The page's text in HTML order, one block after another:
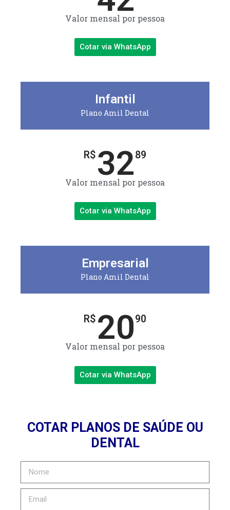
Valor mensal por pessoa
Cotar via WhatsApp
Infantil
Plano Amil Dental
R$ 3289
Valor mensal por pessoa
Cotar via WhatsApp
Empresarial
Plano Amil Dental
R$ 2090
Valor mensal por pessoa
Cotar via WhatsApp
COTAR PLANOS DE SAÚDE OU
DENTAL